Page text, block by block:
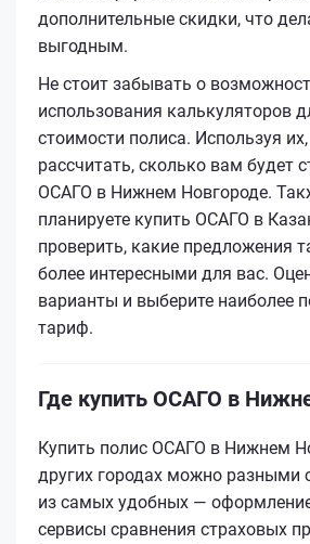
дополнительные скидки, что
выгодным.
Не стоит забывать о
использования калькуляторов
стоимости полиса. Используя
рассчитать, сколько вам будет
ОСАГО в Нижнем Новгороде.
планируете купить ОСАГО в
проверить, какие предложения
более интересными для вас.
варианты и выберите наиболее
тариф.
Где купить ОСАГО в
Купить полис ОСАГО в Нижнем
других городах можно разными
из самых удобных —
сервисы сравнения страховых